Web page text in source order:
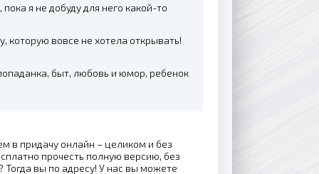
я не добуду для него какой-то
которую вовсе не хотела открывать!
быт, любовь и юмор, ребенок
в придачу онлайн – целиком и без
прочесть полную версию, без
Тогда вы по адресу! У нас вы можете